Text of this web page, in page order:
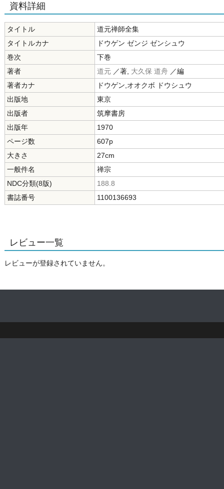
資料詳細
タイトル
道元禅師全集
タイトルカナ
ドウゲン ゼンジ ゼンシュウ
巻次
下巻
著者
道元 ／著, 大久保 道舟 ／編
著者カナ
ドウゲン,オオクボ ドウシュウ
出版地
東京
出版者
筑摩書房
出版年
1970
ページ数
607p
大きさ
27cm
一般件名
禅宗
NDC分類(8版)
188.8
書誌番号
1100136693
レビュー一覧
レビューが登録されていません。